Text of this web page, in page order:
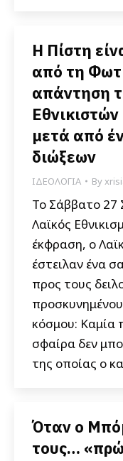
Η Πίστη
από τη
απάντηση
μετά από
διώξεων
ΙΔΕΟΛΟΓΙΑ By
Το Σάββατο 27
Λαϊκός
έκφραση, ο
έστειλαν ένα
προς τους
κόσμου: Καμία
σφαίρα δεν
της οποίας ο
Όταν ο
τους…